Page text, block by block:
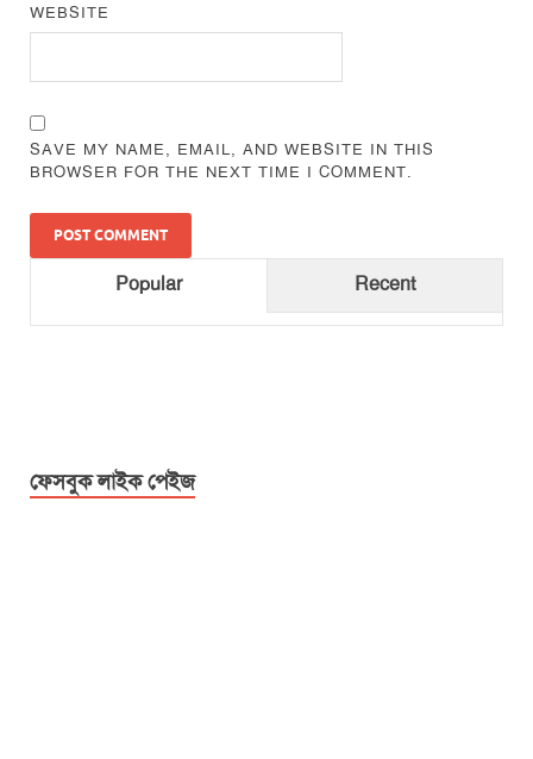
WEBSITE
SAVE MY NAME, EMAIL, AND WEBSITE IN THIS
BROWSER FOR THE NEXT TIME I COMMENT.
Popular Recent
ফেসবুক লাইক পেইজ